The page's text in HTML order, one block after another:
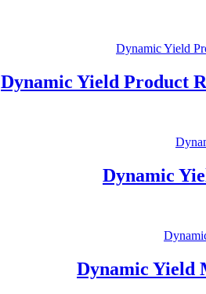
Dynamic Yield Product
Dynamic
Dynamic Yield